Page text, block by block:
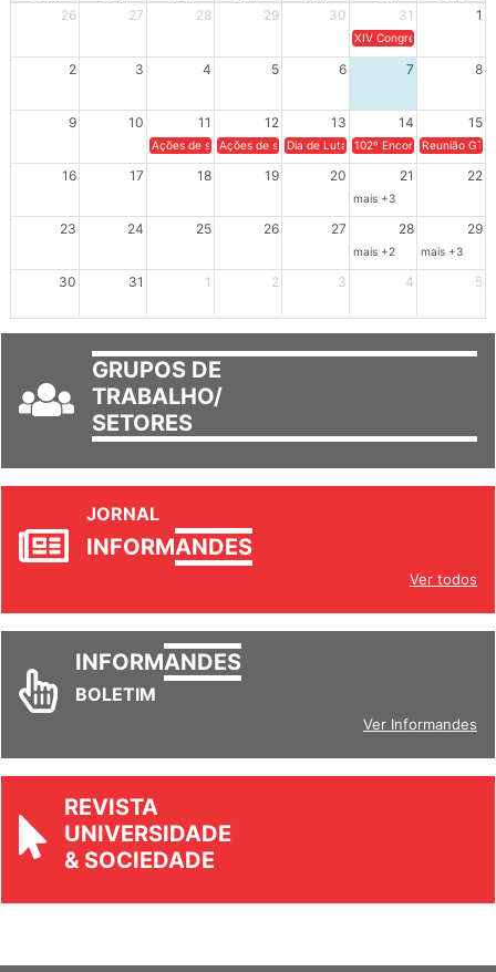
26
27 28 29 30 31 1
XIV Congresso Brasileiro
2 3 4 5 6 7 8
9 10 11 12 13 14 15
Ações de solidariedade a Cuba no Rio Grande do Sul - 100
Ações de solidariedade a Cuba no Rio Grande do
Dia de Luta em Defesa de Cuba e da
102º Encontro da
Reunião
16 17 18 19 20 21 22
mais +3
23 24 25 26 27 28 29
mais +2 mais +3
30 31 1 2 3 4 5
GRUPOS DE
TRABALHO/
SETORES
JORNAL
INFORMANDES
Ver todos
INFORMANDES
BOLETIM
Ver Informandes
REVISTA
UNIVERSIDADE
& SOCIEDADE